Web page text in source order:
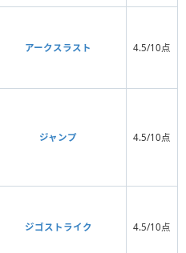
アークスラスト 4.5/10点
ジャンプ 4.5/10点
ジゴストライク 4.5/10点